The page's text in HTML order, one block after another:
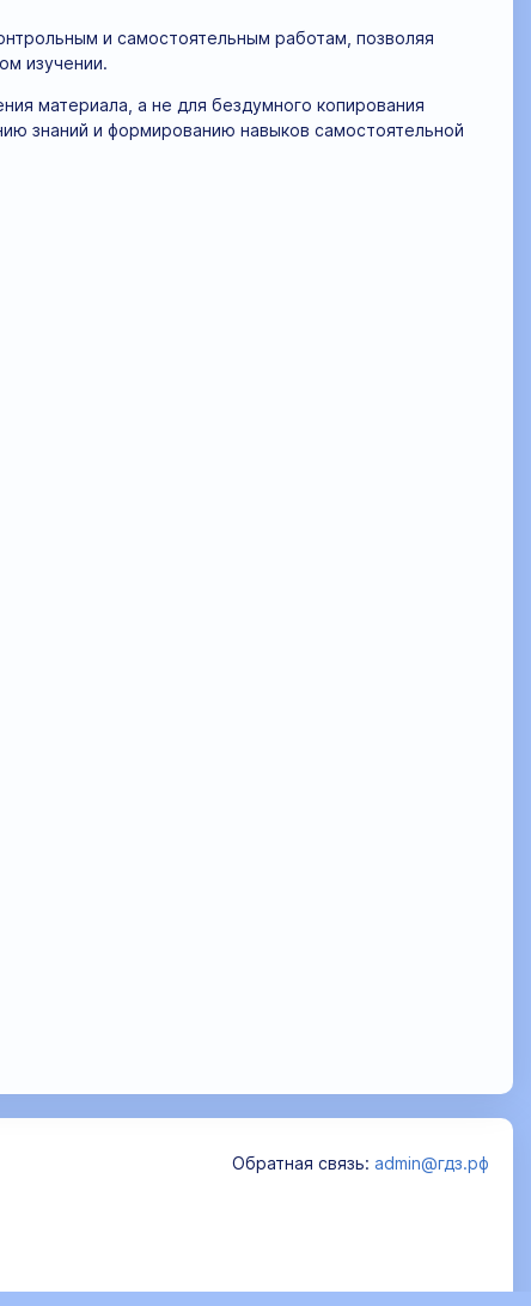
и самостоятельным работам, позволяя
изучении.
материала, а не для бездумного копирования
знаний и формированию навыков самостоятельной
Обратная связь: admin@гдз.рф